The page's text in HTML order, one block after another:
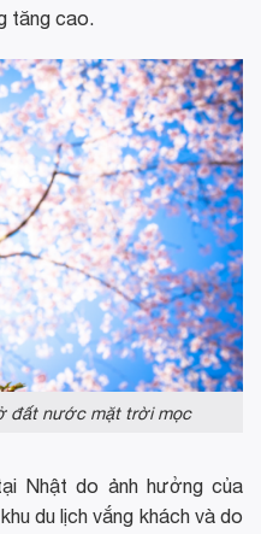
tăng cao.
đất nước mặt trời mọc
Nhật do ảnh hưởng của
du lịch vắng khách và do